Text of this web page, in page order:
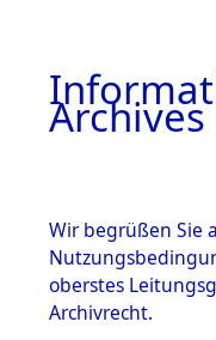
Archives
Wir begrüßen Sie
oberstes
Archivrecht.